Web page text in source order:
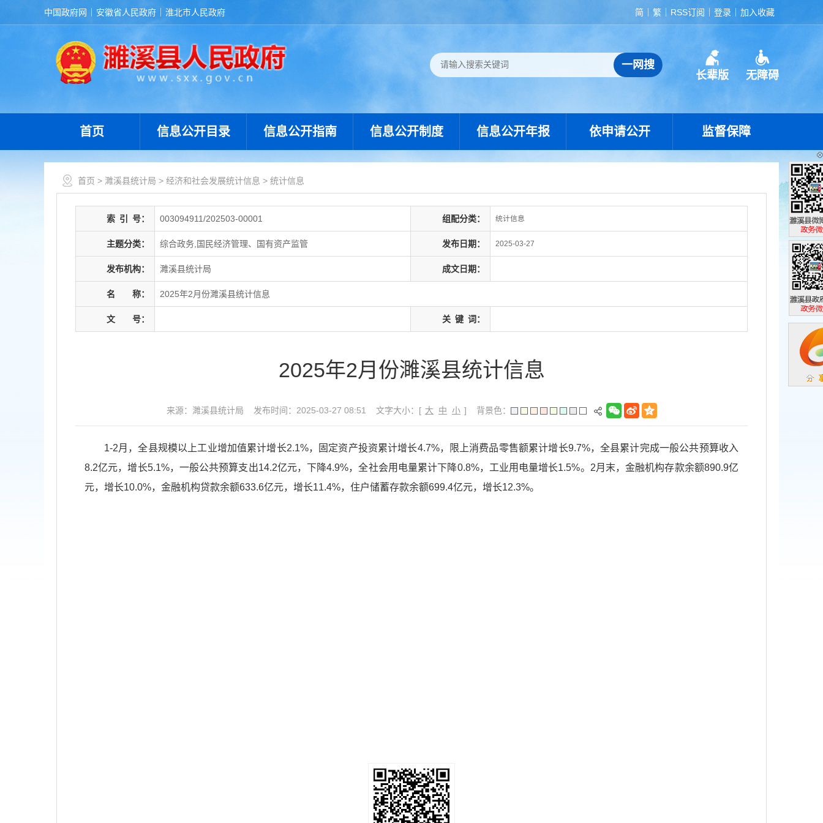
中国政府网 安徽省人民政府 淮北市人民政府 简 繁 RSS订阅 登录 加入收藏
长辈版 无障碍
首页 信息公开目录 信息公开指南 信息公开制度 信息公开年报 依申请公开 监督保障
首页 > 濉溪县统计局 > 经济和社会发展统计信息 > 统计信息
索 引 号： 003094911/202503-00001 组配分类： 统计信息
主题分类： 综合政务,国民经济管理、国有资产监管 发布日期： 2025-03-27
发布机构： 濉溪县统计局 成文日期：
名 称： 2025年2月份濉溪县统计信息
文 号： 关 键 词：
2025年2月份濉溪县统计信息
来源：濉溪县统计局 发布时间：2025-03-27 08:51 文字大小：[ 大 中 小 ] 背景色：
1-2月，全县规模以上工业增加值累计增长2.1%，固定资产投资累计增长4.7%，限上消费品零售额累计增长9.7%，全县累计完成一般公共预算收入
8.2亿元，增长5.1%，一般公共预算支出14.2亿元，下降4.9%，全社会用电量累计下降0.8%，工业用电量增长1.5%。2月末，金融机构存款余额890.9亿
元，增长10.0%，金融机构贷款余额633.6亿元，增长11.4%，住户储蓄存款余额699.4亿元，增长12.3%。
濉溪县政
政务微博
濉溪县政
政务微信